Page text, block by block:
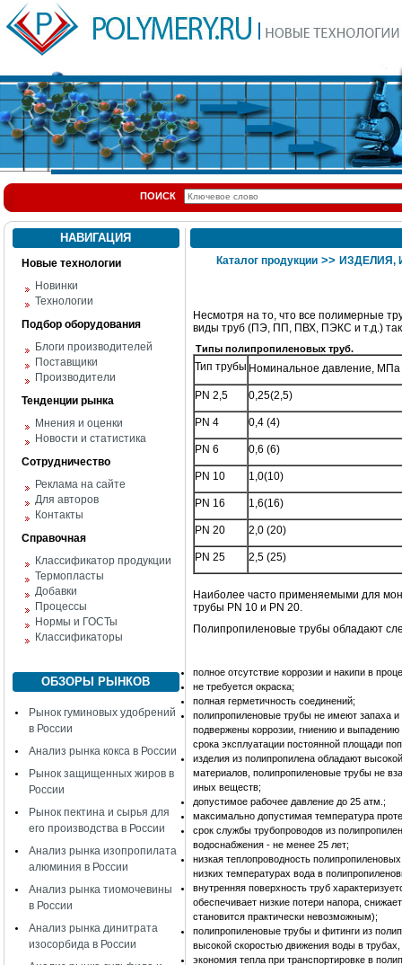
ПОИСК
НАВИГАЦИЯ
Новые технологии
Новинки
Технологии
Подбор оборудования
Блоги производителей
Поставщики
Производители
Тенденции рынка
Мнения и оценки
Новости и статистика
Сотрудничество
Реклама на сайте
Для авторов
Контакты
Справочная
Классификатор продукции
Термопласты
Добавки
Процессы
Нормы и ГОСТы
Классификаторы
ОБЗОРЫ РЫНКОВ
Рынок гуминовых удобрений
в России
Анализ рынка кокса в России
Рынок защищенных жиров в
России
Рынок пектина и сырья для
его производства в России
Анализ рынка изопропилата
алюминия в России
Анализ рынка тиомочевины
в России
Анализ рынка динитрата
изосорбида в России
Каталог продукции >> ИЗДЕЛИЯ,
Несмотря на то, что все полимерные
виды труб (ПЭ, ПП, ПВХ, ПЭКС и т.д.)
Типы полипропиленовых труб.
Тип трубы Номинальное давление, МПа
PN 2,5 0,25(2,5)
PN 4 0,4 (4)
PN 6 0,6 (6)
PN 10 1,0(10)
PN 16 1,6(16)
PN 20 2,0 (20)
PN 25 2,5 (25)
Наиболее часто применяемыми для
трубы PN 10 и PN 20.
Полипропиленовые трубы обладают
полное отсутствие коррозии и накипи в
не требуется окраска;
полная герметичность соединений;
полипропиленовые трубы не имеют запаха и
подвержены коррозии, гниению и выпадению
срока эксплуатации постоянной площади
изделия из полипропилена обладают
материалов, полипропиленовые трубы не
иных веществ;
допустимое рабочее давление до 25 атм.;
максимально допустимая температура
срок службы трубопроводов из
водоснабжения - не менее 25 лет;
низкая теплопроводность
низких температурах вода в
внутренняя поверхность труб
обеспечивает низкие потери напора,
становится практически невозможным);
полипропиленовые трубы и фитинги из
высокой скоростью движения воды в
экономия тепла при транспортировке в